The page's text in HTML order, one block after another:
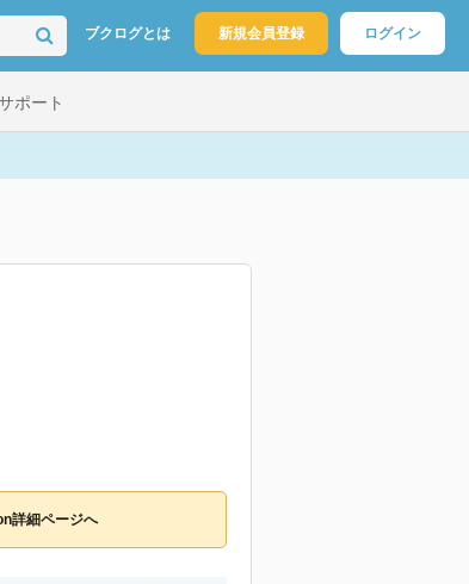
ブクログとは 新規会員登録 ログイン
ポート
詳細ページへ